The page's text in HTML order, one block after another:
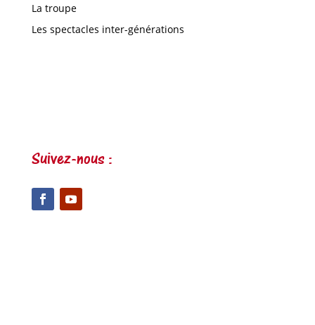
La troupe
Les spectacles inter-générations
Suivez-nous :